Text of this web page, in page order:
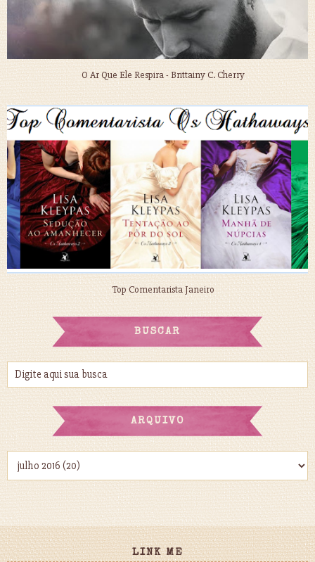
O Ar Que Ele Respira - Brittainy C. Cherry
Top Comentarista Janeiro
BUSCAR
ARQUIVO
LINK ME